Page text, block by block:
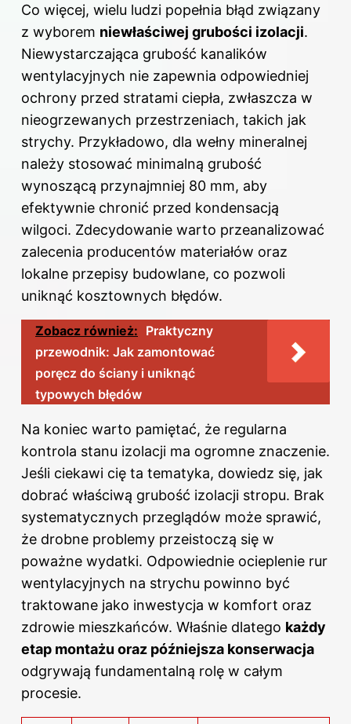
Co więcej, wielu ludzi popełnia błąd związany
z wyborem niewłaściwej grubości izolacji.
Niewystarczająca grubość kanalików
wentylacyjnych nie zapewnia odpowiedniej
ochrony przed stratami ciepła, zwłaszcza w
nieogrzewanych przestrzeniach, takich jak
strychy. Przykładowo, dla wełny mineralnej
należy stosować minimalną grubość
wynoszącą przynajmniej 80 mm, aby
efektywnie chronić przed kondensacją
wilgoci. Zdecydowanie warto przeanalizować
zalecenia producentów materiałów oraz
lokalne przepisy budowlane, co pozwoli
uniknąć kosztownych błędów.
Zobacz również: Praktyczny
przewodnik: Jak zamontować
poręcz do ściany i uniknąć
typowych błędów
Na koniec warto pamiętać, że regularna
kontrola stanu izolacji ma ogromne znaczenie.
Jeśli ciekawi cię ta tematyka, dowiedz się, jak
dobrać właściwą grubość izolacji stropu. Brak
systematycznych przeglądów może sprawić,
że drobne problemy przeistoczą się w
poważne wydatki. Odpowiednie ocieplenie rur
wentylacyjnych na strychu powinno być
traktowane jako inwestycja w komfort oraz
zdrowie mieszkańców. Właśnie dlatego każdy
etap montażu oraz późniejsza konserwacja
odgrywają fundamentalną rolę w całym
procesie.